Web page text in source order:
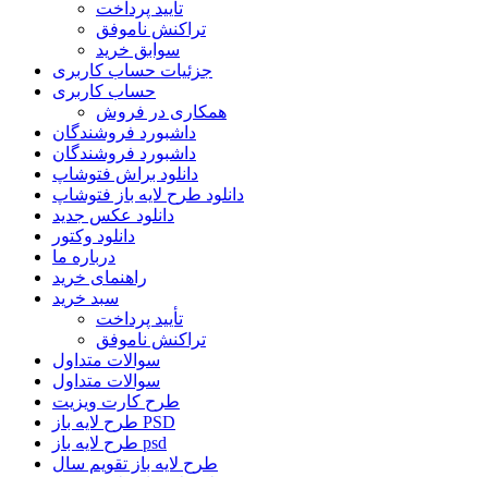
تأیید پرداخت
تراکنش ناموفق
سوابق خرید
جزئیات حساب کاربری
حساب کاربری
همکاری در فروش
داشبورد فروشندگان
داشبورد فروشندگان
دانلود براش فتوشاپ
دانلود طرح لایه باز فتوشاپ
دانلود عکس جدید
دانلود وکتور
درباره ما
راهنمای خرید
سبد خرید
تأیید پرداخت
تراکنش ناموفق
سوالات متداول
سوالات متداول
طرح کارت ویزیت
طرح لایه باز PSD
طرح لایه باز psd
طرح لایه باز تقویم سال